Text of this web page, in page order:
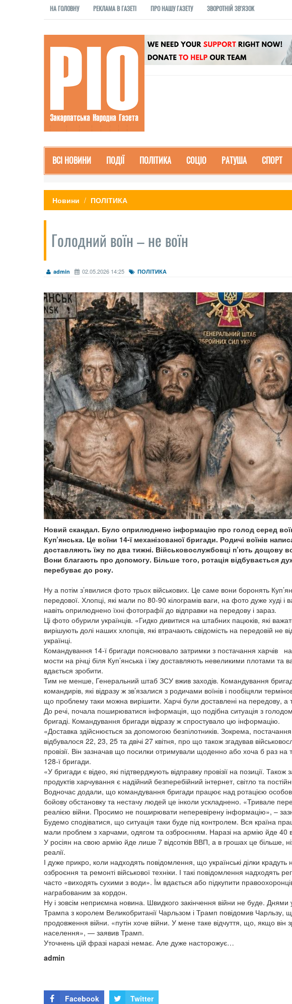
НА ГОЛОВНУ РЕКЛАМА В ГАЗЕТІ ПРО НАШУ ГАЗЕТУ ЗВОРОТНІЙ ЗВ'ЯЗОК
ВСІ НОВИНИ ПОДІЇ ПОЛІТИКА СОЦІО РАТУША СПОРТ
Новини ПОЛІТИКА
Голодний воїн – не воїн
admin 02.05.2026 14:25 ПОЛІТИКА
Новий скандал. Було оприлюднено інформацію про голод серед
Куп’янська. Це воїни 14-ї механізованої бригади. Родичі воїнів
доставляють їжу по два тижні. Військовослужбовці п’ють дощову
Вони благають про допомогу. Більше того, ротація відбувається
перебуває до року.
Ну а потім з’явилися фото трьох військових. Це саме вони боронять
передової. Хлопці, які мали по 80-90 кілограмів ваги, на фото дуже худі і
навіть оприлюднено їхні фотографії до відправки на передову і зараз.
Ці фото обурили українців. «Гидко дивитися на штабних пацюків, які
вирішують долі наших хлопців, які втрачають свідомість на передовій не
українці.
Командування 14-ї бригади пояснювало затримки з постачання харчів
мости на річці біля Куп’янська і їжу доставляють невеликими плотами
вдається зробити.
Тим не менше, Генеральний штаб ЗСУ вжив заходів. Командування
командирів, які відразу ж зв’язалися з родичами воїнів і пообіцяли
що проблему таки можна вирішити. Харчі були доставлені на передову, а
До речі, почала поширюватися інформація, що подібна ситуація з голодом
бригаді. Командування бригади відразу ж спростувало цю інформацію.
«Доставка здійснюється за допомогою безпілотників. Зокрема,
відбувалося 22, 23, 25 та двічі 27 квітня, про що також згадував
провізії. Він зазначав що посилки отримували щоденно або хоча б раз на
128-ї бригади.
«У бригади є відео, які підтверджують відправку провізії на позиції.
продуктів харчування є надійний безперебійний інтернет, світло та
Водночас додали, що командування бригади працює над ротацією
бойову обстановку та нестачу людей це інколи ускладнено. «Тривале
реалією війни. Просимо не поширювати неперевірену інформацію», –
Будемо сподіватися, що ситуація таки буде під контролем. Вся країна
мали проблем з харчами, одягом та озброєнням. Наразі на армію йде 40
У росіян на свою армію йде лише 7 відсотків ВВП, а в грошах це більше,
реалії.
І дуже прикро, коли надходять повідомлення, що українські ділки
озброєння та ремонті військової техніки. І такі повідомлення надходять
часто «виходять сухими з води». Їм вдається або підкупити
награбованим за кордон.
Ну і зовсім неприємна новина. Швидкого закінчення війни не буде. Днями
Трампа з королем Великобританії Чарльзом і Трамп повідомив Чарльзу,
продовження війни. «путін хоче війни. У мене таке відчуття, що, якщо він
населення», — заявив Трамп.
Уточнень цій фразі наразі немає. Але дуже насторожує…
admin
Facebook Twitter